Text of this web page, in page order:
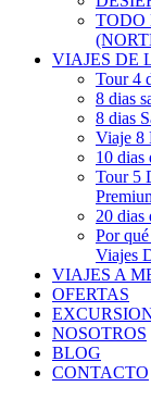
TODO
VIAJES DE
Tour 4
8 dias
8 dias
Viaje 8
10 dias
Tour 5
20 dias
Por
Viajes
VIAJES A
OFERTAS
NOSOTROS
BLOG
CONTACTO